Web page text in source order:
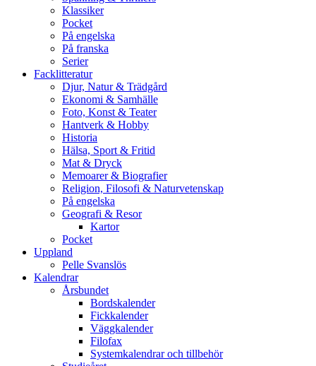
Klassiker
Pocket
På engelska
På franska
Serier
Facklitteratur
Djur, Natur & Trädgård
Ekonomi & Samhälle
Foto, Konst & Teater
Hantverk & Hobby
Historia
Hälsa, Sport & Fritid
Mat & Dryck
Memoarer & Biografier
Religion, Filosofi & Naturvetenskap
På engelska
Geografi & Resor
Kartor
Pocket
Uppland
Pelle Svanslös
Kalendrar
Årsbundet
Bordskalender
Fickkalender
Väggkalender
Filofax
Systemkalendrar och tillbehör